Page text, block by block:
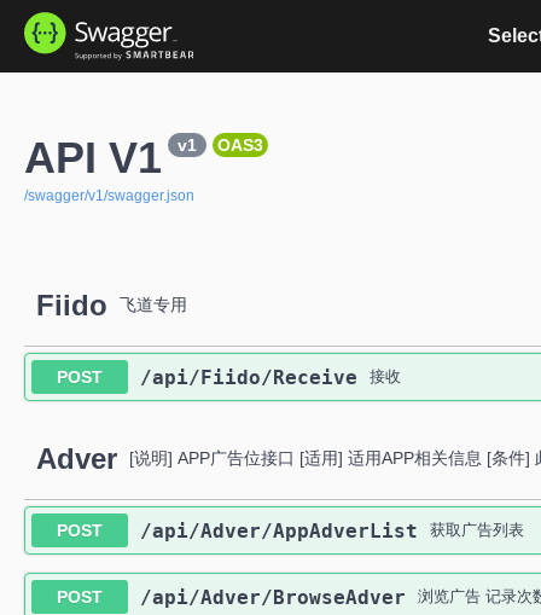
API V1 v1 OAS3
/swagger/v1/swagger.json
Fiido 飞道专用
POST ​/api​/Fiido​/Receive 接收
Adver [说明] APP广告位接口 [适用] 适用APP相关信息 [条件
POST ​/api​/Adver​/AppAdverList 获取广告列表
POST ​/api​/Adver​/BrowseAdver 浏览广告 记录次